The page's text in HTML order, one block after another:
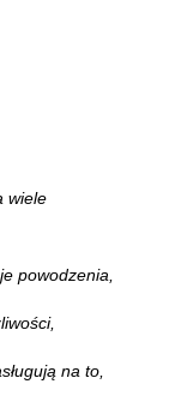
wiele
powodzenia,
na to,